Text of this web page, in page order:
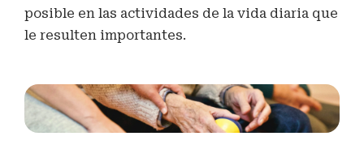
posible en las actividades de la vida diaria que
le resulten importantes.